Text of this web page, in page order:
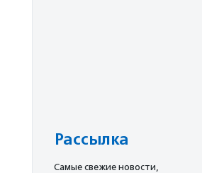
Рассылка
Cамые свежие новости,